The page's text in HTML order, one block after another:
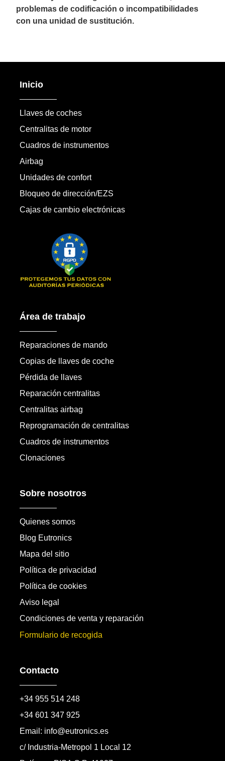
problemas de codificación o incompatibilidades
con una unidad de sustitución.
Inicio
Llaves de coches
Centralitas de motor
Cuadros de instrumentos
Airbag
Unidades de confort
Bloqueo de dirección/EZS
Cajas de cambio electrónicas
Área de trabajo
Reparaciones de mando
Copias de llaves de coche
Pérdida de llaves
Reparación centralitas
Centralitas airbag
Reprogramación de centralitas
Cuadros de instrumentos
Clonaciones
Sobre nosotros
Quienes somos
Blog Eutronics
Mapa del sitio
Política de privacidad
Política de cookies
Aviso legal
Condiciones de venta y reparación
Formulario de recogida
Contacto
+34 955 514 248
+34 601 347 925
Email: info@eutronics.es
c/ Industria-Metropol 1 Local 12